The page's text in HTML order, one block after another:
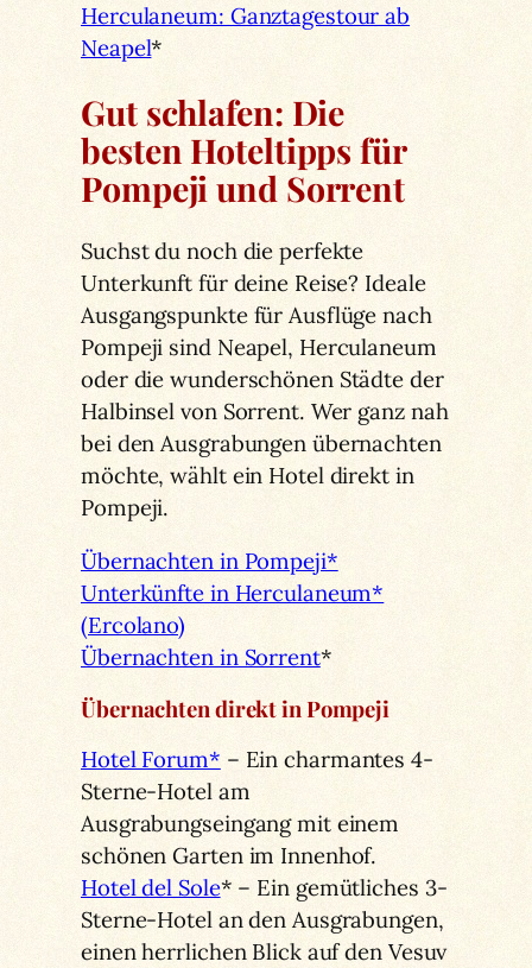
Herculaneum: Ganztagestour ab
Neapel*
Gut schlafen: Die
besten Hoteltipps für
Pompeji und Sorrent
Suchst du noch die perfekte
Unterkunft für deine Reise? Ideale
Ausgangspunkte für Ausflüge nach
Pompeji sind Neapel, Herculaneum
oder die wunderschönen Städte der
Halbinsel von Sorrent. Wer ganz nah
bei den Ausgrabungen übernachten
möchte, wählt ein Hotel direkt in
Pompeji.
Übernachten in Pompeji*
Unterkünfte in Herculaneum*
(Ercolano)
Übernachten in Sorrent*
Übernachten direkt in Pompeji
Hotel Forum* – Ein charmantes 4-
Sterne-Hotel am
Ausgrabungseingang mit einem
schönen Garten im Innenhof.
Hotel del Sole* – Ein gemütliches 3-
Sterne-Hotel an den Ausgrabungen,
einen herrlichen Blick auf den Vesuv